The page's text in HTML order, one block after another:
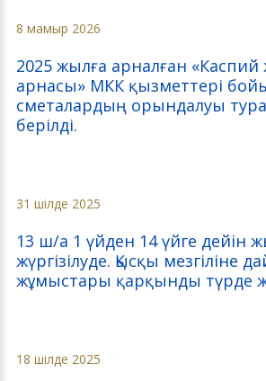
8 мамыр 2026
2025 жылға арналған «Каспий
арнасы» МКК қызметтері
сметалардың орындалуы
берілді.
31 шілде 2025
13 ш/а 1 үйден 14 үйге дейін
жүргізілуде. Қысқы мезгіліне
жұмыстары қарқынды түрде
18 шілде 2025